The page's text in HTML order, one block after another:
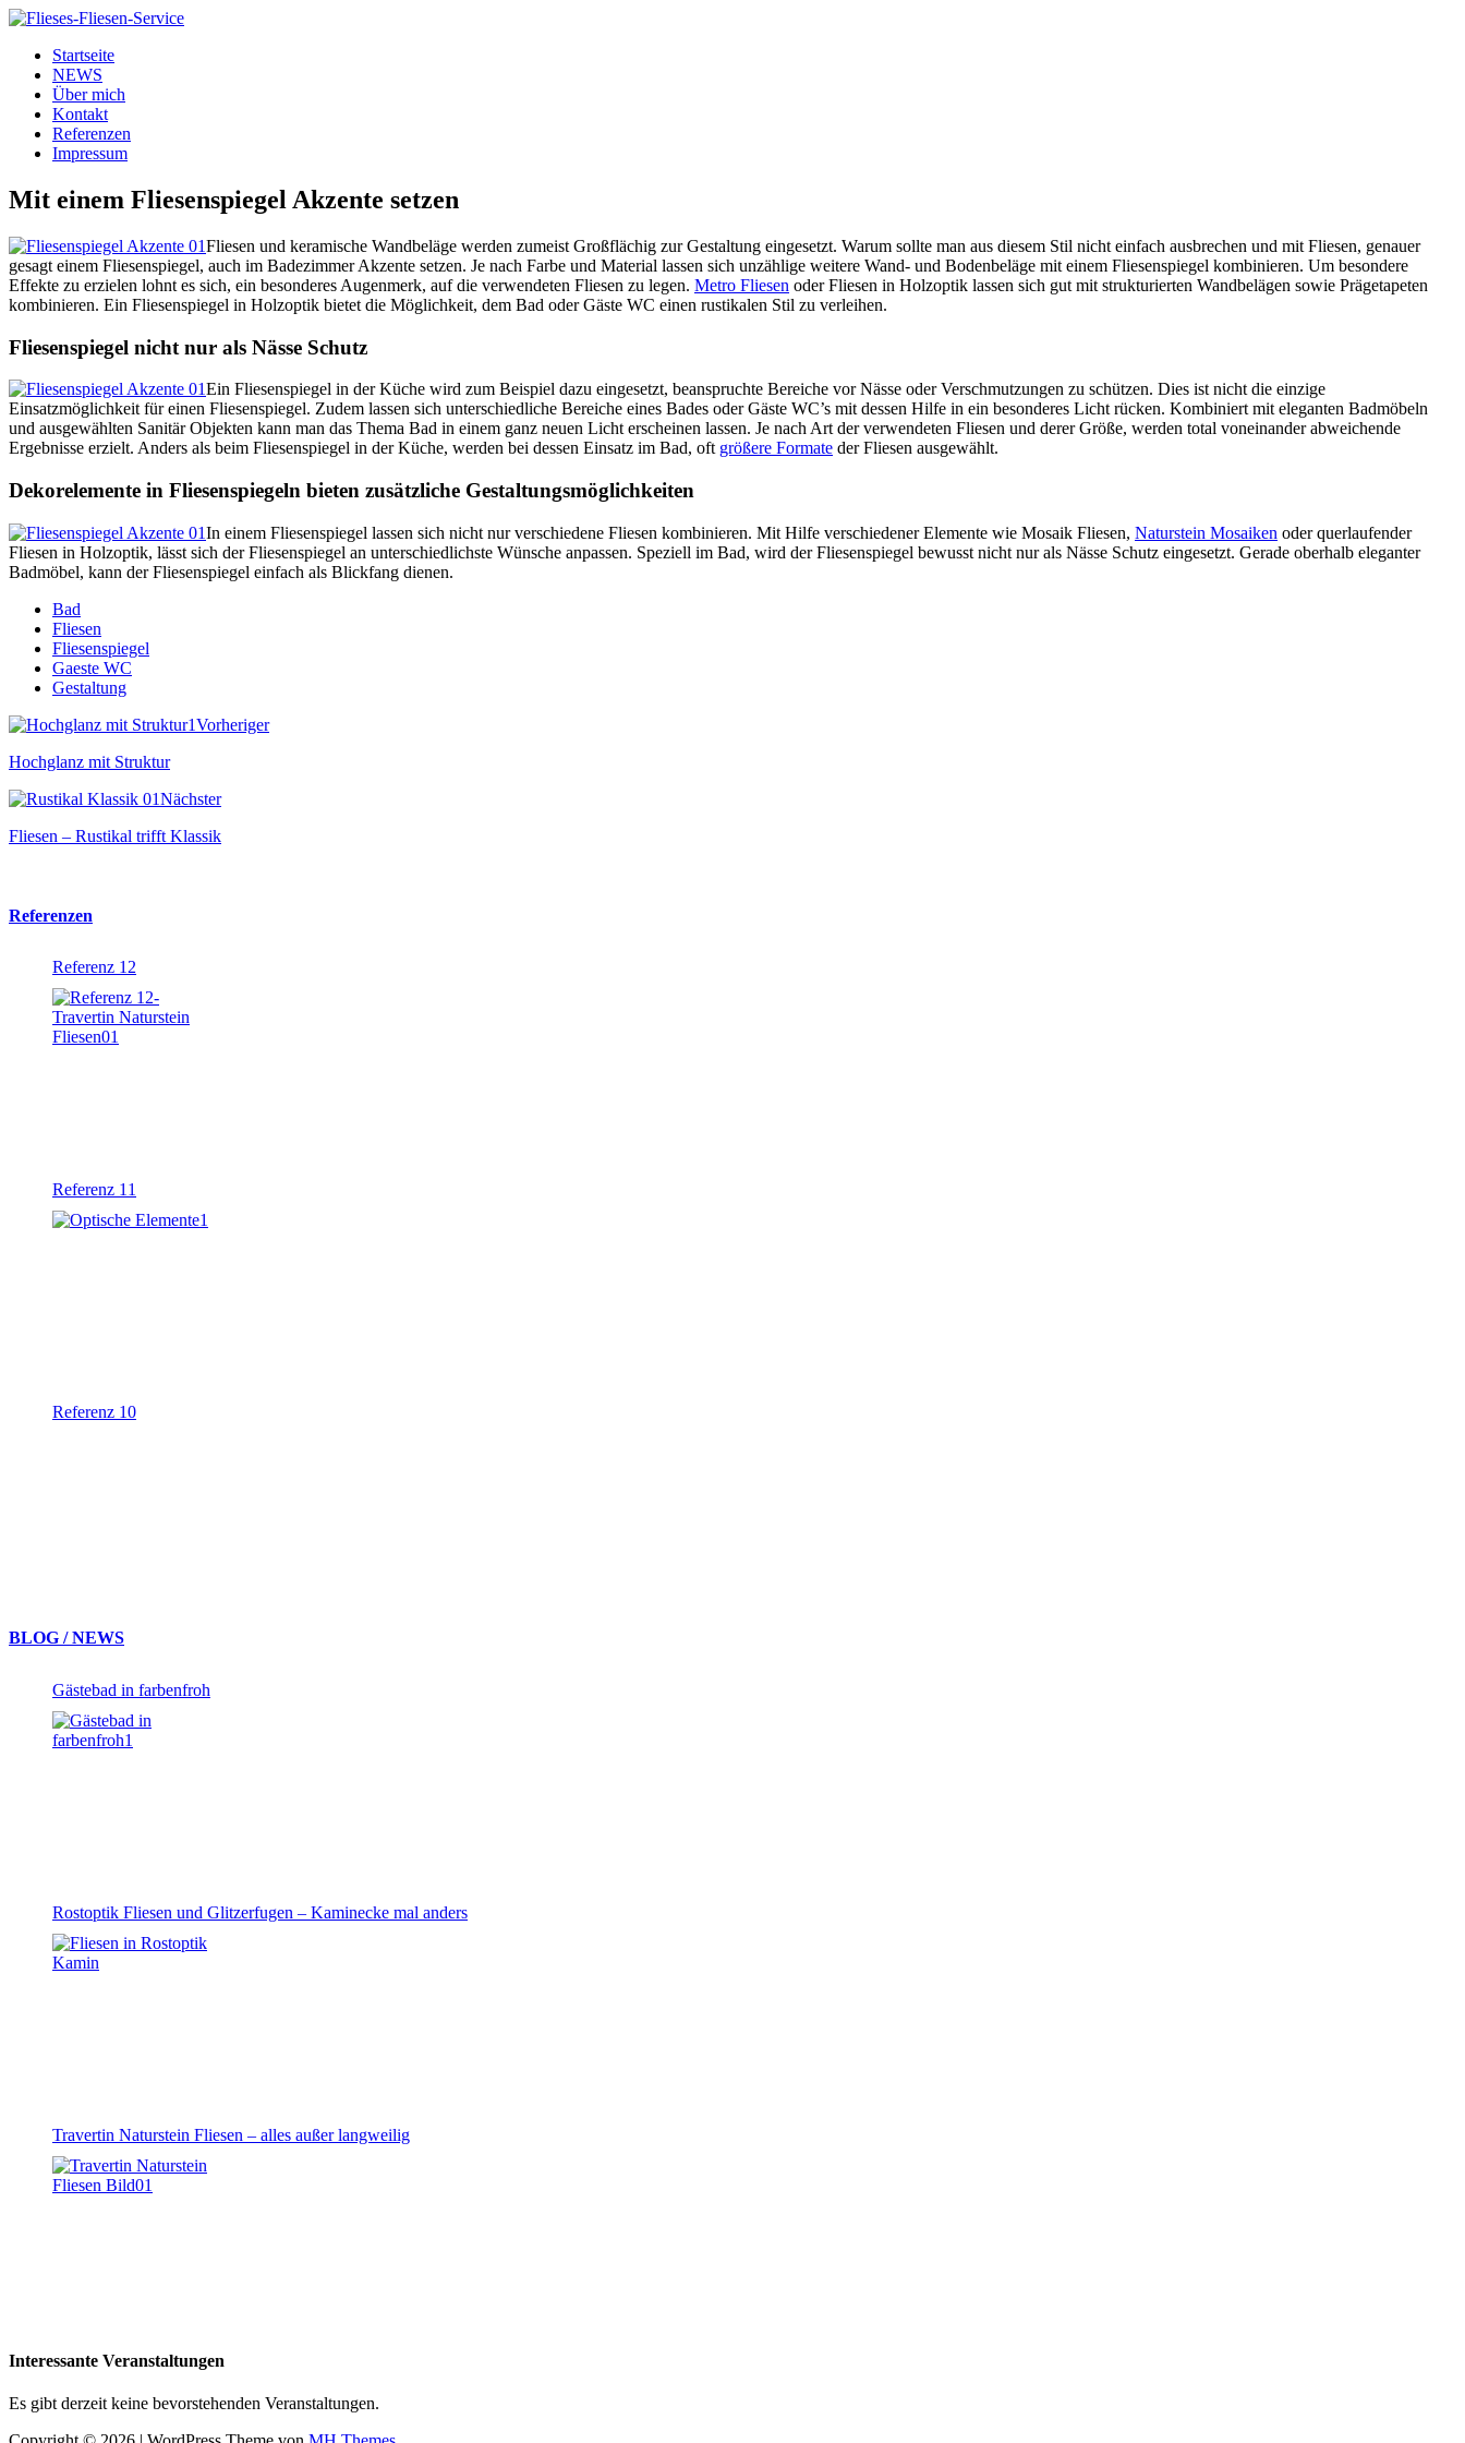
Startseite
NEWS
Über mich
Kontakt
Referenzen
Impressum
Mit einem Fliesenspiegel Akzente setzen
Fliesen und keramische Wandbeläge werden zumeist Großflächig zur Gestaltung eingesetzt. Warum sollte man aus diesem Stil nicht einfach ausbrechen und mit Fliesen, genauer
gesagt einem Fliesenspiegel, auch im Badezimmer Akzente setzen. Je nach Farbe und Material lassen sich unzählige weitere Wand- und Bodenbeläge mit einem Fliesenspiegel kombinieren. Um besondere
Effekte zu erzielen lohnt es sich, ein besonderes Augenmerk, auf die verwendeten Fliesen zu legen. Metro Fliesen oder Fliesen in Holzoptik lassen sich gut mit strukturierten Wandbelägen sowie Prägetapeten
kombinieren. Ein Fliesenspiegel in Holzoptik bietet die Möglichkeit, dem Bad oder Gäste WC einen rustikalen Stil zu verleihen.
Fliesenspiegel nicht nur als Nässe Schutz
Ein Fliesenspiegel in der Küche wird zum Beispiel dazu eingesetzt, beanspruchte Bereiche vor Nässe oder Verschmutzungen zu schützen. Dies ist nicht die einzige
Einsatzmöglichkeit für einen Fliesenspiegel. Zudem lassen sich unterschiedliche Bereiche eines Bades oder Gäste WC’s mit dessen Hilfe in ein besonderes Licht rücken. Kombiniert mit eleganten Badmöbeln
und ausgewählten Sanitär Objekten kann man das Thema Bad in einem ganz neuen Licht erscheinen lassen. Je nach Art der verwendeten Fliesen und derer Größe, werden total voneinander abweichende
Ergebnisse erzielt. Anders als beim Fliesenspiegel in der Küche, werden bei dessen Einsatz im Bad, oft größere Formate der Fliesen ausgewählt.
Dekorelemente in Fliesenspiegeln bieten zusätzliche Gestaltungsmöglichkeiten
In einem Fliesenspiegel lassen sich nicht nur verschiedene Fliesen kombinieren. Mit Hilfe verschiedener Elemente wie Mosaik Fliesen, Naturstein Mosaiken oder querlaufender
Fliesen in Holzoptik, lässt sich der Fliesenspiegel an unterschiedlichste Wünsche anpassen. Speziell im Bad, wird der Fliesenspiegel bewusst nicht nur als Nässe Schutz eingesetzt. Gerade oberhalb eleganter
Badmöbel, kann der Fliesenspiegel einfach als Blickfang dienen.
Bad
Fliesen
Fliesenspiegel
Gaeste WC
Gestaltung
Vorheriger
Hochglanz mit Struktur
Nächster
Fliesen – Rustikal trifft Klassik
Referenzen
Referenz 12
Referenz 11
Referenz 10
BLOG / NEWS
Gästebad in farbenfroh
Rostoptik Fliesen und Glitzerfugen – Kaminecke mal anders
Travertin Naturstein Fliesen – alles außer langweilig
Interessante Veranstaltungen
Es gibt derzeit keine bevorstehenden Veranstaltungen.